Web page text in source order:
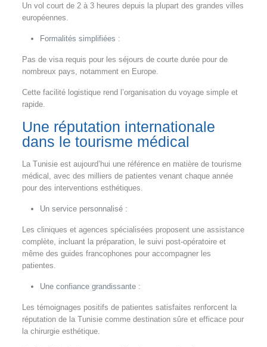
Un vol court de 2 à 3 heures depuis la plupart des grandes villes
européennes.
Formalités simplifiées :
Pas de visa requis pour les séjours de courte durée pour de
nombreux pays, notamment en Europe.
Cette facilité logistique rend l’organisation du voyage simple et
rapide.
Une réputation internationale
dans le tourisme médical
La Tunisie est aujourd’hui une référence en matière de tourisme
médical, avec des milliers de patientes venant chaque année
pour des interventions esthétiques.
Un service personnalisé :
Les cliniques et agences spécialisées proposent une assistance
complète, incluant la préparation, le suivi post-opératoire et
même des guides francophones pour accompagner les
patientes.
Une confiance grandissante :
Les témoignages positifs de patientes satisfaites renforcent la
réputation de la Tunisie comme destination sûre et efficace pour
la chirurgie esthétique.